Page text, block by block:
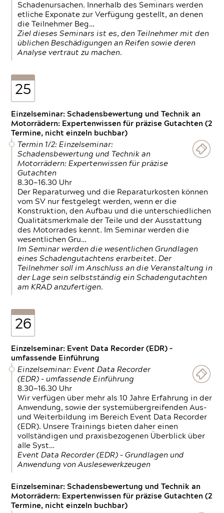
Schadenursachen. Innerhalb des Seminars werden
etliche Exponate zur Verfügung gestellt, an denen
die Teilnehmer Beg…
Ziel dieses Seminars ist es, den Teilnehmer mit den
üblichen Beschädigungen an Reifen sowie deren
Analyse vertraut zu machen.
25
Einzelseminar: Schadensbewertung und Technik an
Motorrädern: Expertenwissen für präzise Gutachten (2
Termine, nicht einzeln buchbar)
Termin 1/2: Einzelseminar:
Schadensbewertung und Technik an
Motorrädern: Expertenwissen für präzise
Gutachten
8.30—16.30 Uhr
Der Reparaturweg und die Reparaturkosten können
vom SV nur festgelegt werden, wenn er die
Konstruktion, den Aufbau und die unterschiedlichen
Qualitätsmerkmale der Teile und der Ausstattung
des Motorrades kennt. Im Seminar werden die
wesentlichen Gru…
Im Seminar werden die wesentlichen Grundlagen
eines Schadengutachtens erarbeitet. Der
Teilnehmer soll im Anschluss an die Veranstaltung in
der Lage sein selbstständig ein Schadengutachten
am KRAD anzufertigen.
26
Einzelseminar: Event Data Recorder (EDR) –
umfassende Einführung
Einzelseminar: Event Data Recorder
(EDR) – umfassende Einführung
8.30—16.30 Uhr
Wir verfügen über mehr als 10 Jahre Erfahrung in der
Anwendung, sowie der systemübergreifenden Aus-
und Weiterbildung im Bereich Event Data Recorder
(EDR). Unsere Trainings bieten daher einen
vollständigen und praxisbezogenen Überblick über
alle Syst…
Event Data Recorder (EDR) – Grundlagen und
Anwendung von Auslesewerkzeugen
Einzelseminar: Schadensbewertung und Technik an
Motorrädern: Expertenwissen für präzise Gutachten (2
Termine, nicht einzeln buchbar)